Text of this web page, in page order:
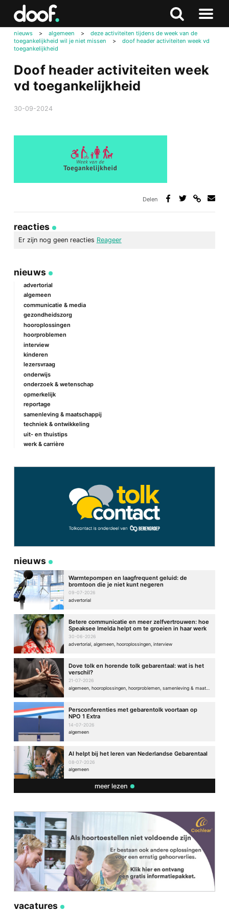
Zoeken
Naar
nieuws > algemeen >
deze activiteiten tijdens de week van de
toegankelijkheid wil je niet missen
>
doof header activiteiten week vd
toegankelijkheid
Doof header activiteiten week
vd toegankelijkheid
30-09-2024
Delen
reacties
Er zijn nog geen reacties Reageer
Je e-mailadres wordt niet gepubliceerd.
gemarkeerd met
*
Naam*
E-mail*
nieuws
advertorial
algemeen
communicatie & media
gezondheidszorg
hooroplossingen
hoorproblemen
interview
kinderen
lezersvraag
onderwijs
onderzoek & wetenschap
opmerkelijk
reportage
samenleving & maatschappij
techniek & ontwikkeling
uit- en thuistips
werk & carrière
nieuws
Warmtepompen en laagfrequent geluid: de
bromtoon die je niet kunt negeren
09-07-2026
advertorial
Betere communicatie en meer zelfvertrouwen: hoe
Speaksee Imelda helpt om te groeien in haar werk
30-06-2026
advertorial, algemeen, hooroplossingen, interview
Dove tolk en horende tolk gebarentaal: wat is het
verschil?
21-07-2026
Persconferenties met gebarentolk voortaan op
NPO 1 Extra
14-07-2026
algemeen
AI helpt bij het leren van Nederlandse Gebarentaal
08-07-2026
algemeen
meer lezen
vacatures
Doof.nl
Zoeken
naar
boven